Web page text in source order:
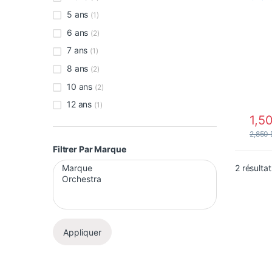
2,850
Ce
2
5 ans (1)
6 ans (2)
7 ans (1)
8 ans (2)
10 ans (2)
12 ans (1)
Filtrer Par Marque
Appliquer